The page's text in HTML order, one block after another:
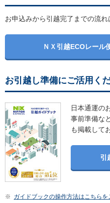
お申込みから引越完了までの流れ
ＮＸ引越ECOレール
お引越し準備にご活用く
日本通運の
事前準備な
も掲載して
引
※ ガイドブックの操作方法はこちらを